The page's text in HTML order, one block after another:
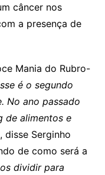
câncer nos
a presença de
Mania do Rubro-
é o segundo
No ano passado
de alimentos e
disse Serginho
de como será a
dividir para